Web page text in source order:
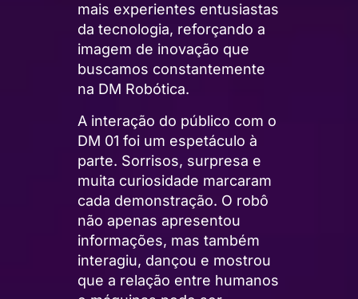
mais experientes entusiastas
da tecnologia, reforçando a
imagem de inovação que
buscamos constantemente
na DM Robótica.
A interação do público com o
DM 01 foi um espetáculo à
parte. Sorrisos, surpresa e
muita curiosidade marcaram
cada demonstração. O robô
não apenas apresentou
informações, mas também
interagiu, dançou e mostrou
que a relação entre humanos